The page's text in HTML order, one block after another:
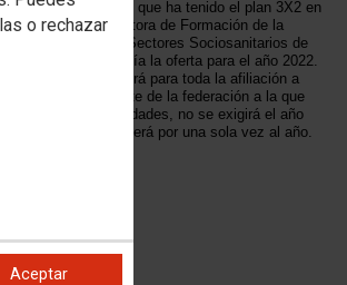
o rechazar
Aceptar
enorme aceptación que ha tenido el plan 3X2 en
2021 FYSA, consultora de Formación de la
de Sanidad y Sectores Sociosanitarios de
(FSS-CCOO), amplía la oferta para el año 2022.
modo, la oferta será para toda la afiliación a
independientemente de la federación a la que
afiliado. Como novedades, no se exigirá el año
y la oferta será por una sola vez al año.